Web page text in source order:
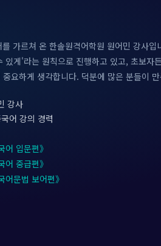
가르쳐 온 한솔원격어학원 원어민 강사
있게'라는 원칙으로 진행하고 있고, 초보자
요하게 생각합니다. 덕분에 많은 분들이
강사
어 강의 경력
어 입문편》
어 중급편》
어문법 보어편》